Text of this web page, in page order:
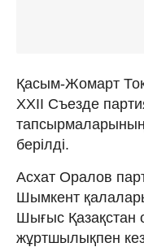
Қасым-Жомарт
XXII Съезде
берілді.
Асхат Оралов
Шымкент
Шығыс Қазақстан
жұртшылықпен